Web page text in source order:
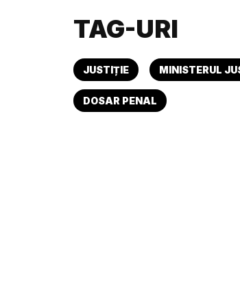
TAG-URI
JUSTIȚIE MINISTERUL
DOSAR PENAL